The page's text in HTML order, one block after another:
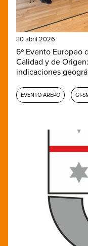
30 abril 2026
6º Evento Europeo
Calidad y de
indicaciones
EVENTO AREPO GI-